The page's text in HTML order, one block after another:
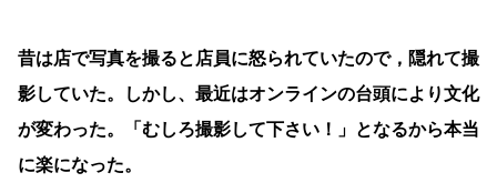
昔は店で写真を撮ると店員に怒られていたので，隠れて撮
影していた。しかし、最近はオンラインの台頭により文化
が変わった。「むしろ撮影して下さい！」となるから本当
に楽になった。